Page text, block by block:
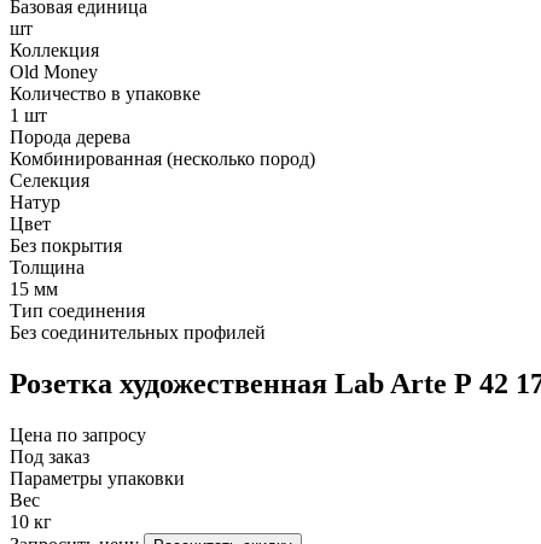
Базовая единица
шт
Коллекция
Old Money
Количество в упаковке
1 шт
Порода дерева
Комбинированная (несколько пород)
Селекция
Натур
Цвет
Без покрытия
Толщина
15 мм
Тип соединения
Без соединительных профилей
Розетка художественная Lab Arte Р 42
Цена по запросу
Под заказ
Параметры упаковки
Вес
10 кг